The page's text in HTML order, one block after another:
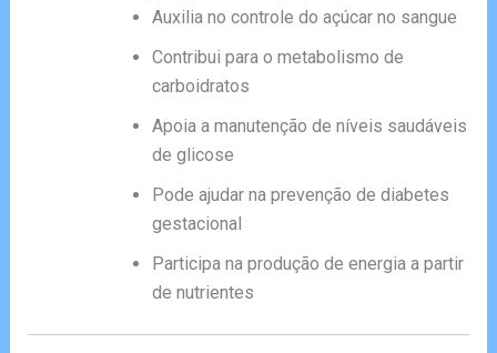
Auxilia no controle do açúcar no sangue
Contribui para o metabolismo de
carboidratos
Apoia a manutenção de níveis saudáveis
de glicose
Pode ajudar na prevenção de diabetes
gestacional
Participa na produção de energia a partir
de nutrientes